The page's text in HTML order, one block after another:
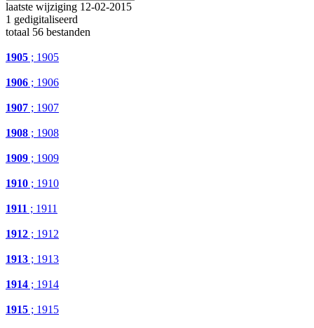
laatste wijziging 12-02-2015
1 gedigitaliseerd
totaal 56 bestanden
1905 ; 1905
1906 ; 1906
1907 ; 1907
1908 ; 1908
1909 ; 1909
1910 ; 1910
1911 ; 1911
1912 ; 1912
1913 ; 1913
1914 ; 1914
1915 ; 1915